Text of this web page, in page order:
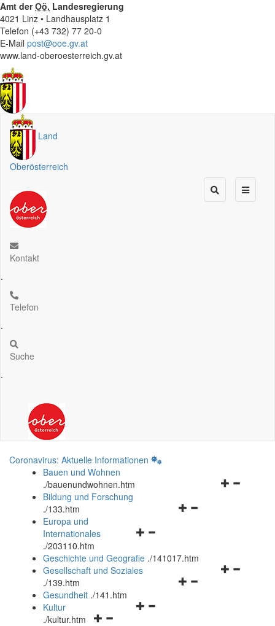
Amt derOö. Landesregierung
4021 Linz • Landhausplatz 1
Telefon (+43 732) 77 20-0
E-Mail post@ooe.gv.at
www.land-oberoesterreich.gv.at
Land
Oberösterreich
Kontakt
.
Telefon
.
Suche
.
Coronavirus: Aktuelle Informationen
Bauen und Wohnen
./bauenundwohnen.htm
Navigationsmenü
Bildung und Forschung
./133.htm
Navigationsmenü
und
schließen
Europa und
Internationales
./203110.htm
Geschichte und Geografie ./141017.htm
Navigationsmenü
Gesellschaft und Soziales
./139.htm
Navigationsmenü
Gesundheit ./141.htm
Navigationsmenü
Kultur
./kultur.htm